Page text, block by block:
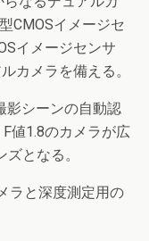
CMOSイメージセ
イメージセンサ
カメラを備える。
影シーンの自動認
値1.8のカメラが広
となる。
ラと深度測定用の